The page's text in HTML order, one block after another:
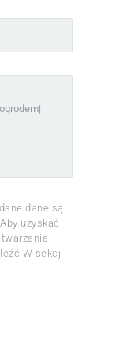
dane są
uzyskać
W sekcji